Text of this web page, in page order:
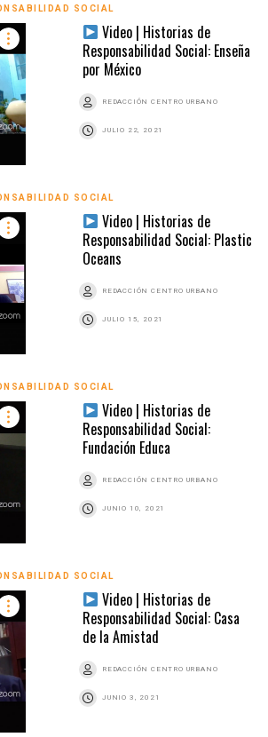
SOCIAL
Video | Historias de
Responsabilidad Social: Enseña
por México
REDACCIÓN CENTRO URBANO
JULIO 22, 2021
SOCIAL
Video | Historias de
Responsabilidad Social: Plastic
Oceans
REDACCIÓN CENTRO URBANO
JULIO 15, 2021
SOCIAL
Video | Historias de
Responsabilidad Social:
Fundación Educa
REDACCIÓN CENTRO URBANO
JUNIO 10, 2021
SOCIAL
Video | Historias de
Responsabilidad Social: Casa
de la Amistad
REDACCIÓN CENTRO URBANO
JUNIO 3, 2021